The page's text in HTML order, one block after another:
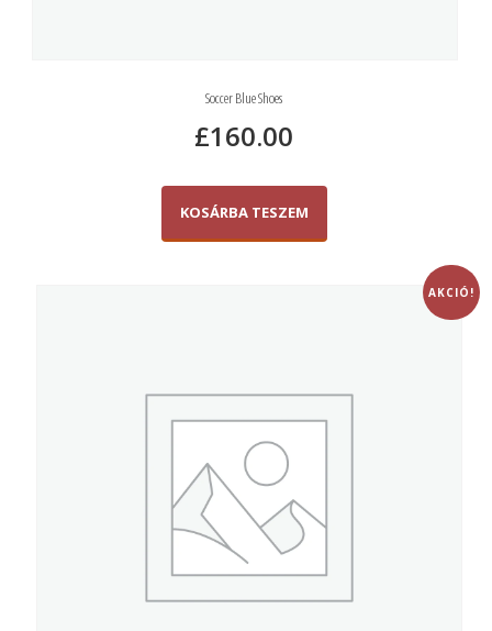
Soccer Blue Shoes
£160.00
KOSÁRBA TESZEM
AKCIÓ!